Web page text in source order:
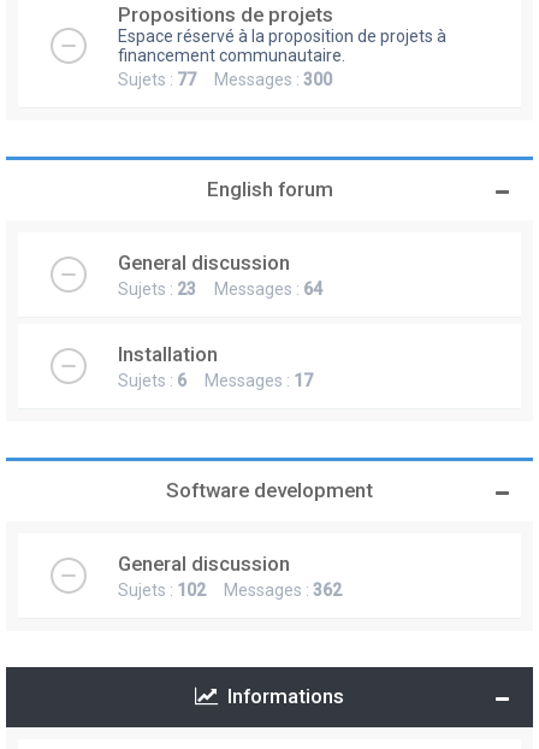
Propositions de projets
Espace réservé à la proposition de projets à
financement communautaire.
Sujets : 77Messages : 300
English forum
General discussion
Sujets : 23 Messages : 64
Installation
Sujets : 6 Messages : 17
Software development
General discussion
Sujets : 102Messages : 362
Informations